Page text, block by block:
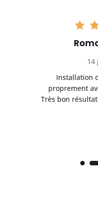
14
Installation
proprement
Très bon